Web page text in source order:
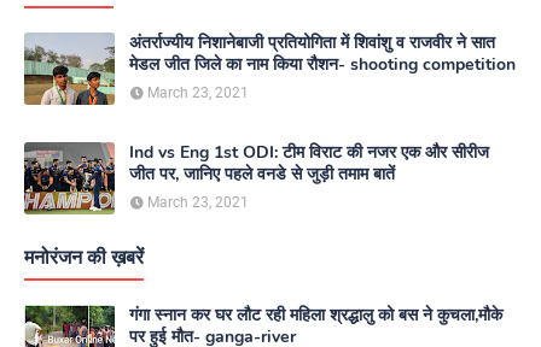
अंतर्राज्यीय निशानेबाजी प्रतियोगिता में शिवांशु व राजवीर ने सात
मेडल जीत जिले का नाम किया रौशन- shooting competition
March 23, 2021
Ind vs Eng 1st ODI: टीम विराट की नजर एक और सीरीज
जीत पर, जानिए पहले वनडे से जुड़ी तमाम बातें
March 23, 2021
मनोरंजन की ख़बरें
गंगा स्नान कर घर लौट रही महिला श्रद्धालु को बस ने कुचला,मौके
पर हुई मौत- ganga-river